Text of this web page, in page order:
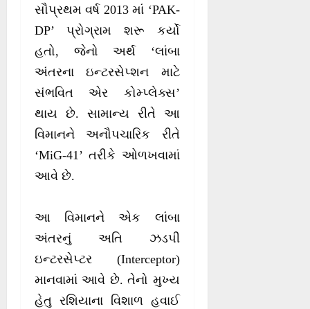
સૌપ્રથમ વર્ષ 2013 માં ‘PAK-
DP’ પ્રોગ્રામ શરૂ કર્યો
હતો, જેનો અર્થ ‘લાંબા
અંતરના ઇન્ટરસેપ્શન માટે
સંભવિત એર કોમ્પ્લેક્સ’
થાય છે. સામાન્ય રીતે આ
વિમાનને અનૌપચારિક રીતે
‘MiG-41’ તરીકે ઓળખવામાં
આવે છે.
આ વિમાનને એક લાંબા
અંતરનું અતિ ઝડપી
ઇન્ટરસેપ્ટર (Interceptor)
માનવામાં આવે છે. તેનો મુખ્ય
હેતુ રશિયાના વિશાળ હવાઈ